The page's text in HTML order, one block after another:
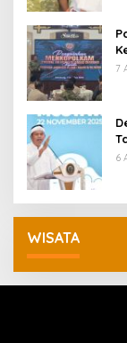
7
6
WISATA